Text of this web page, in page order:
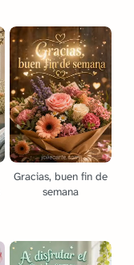
Gracias, buen fin de
semana